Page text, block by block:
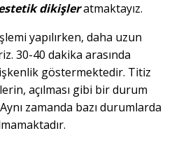
dikişleratmaktayız.
yapılırken, daha uzun
30-40 dakika arasında
göstermektedir. Titiz
açılması gibi bir durum
zamanda bazı durumlarda